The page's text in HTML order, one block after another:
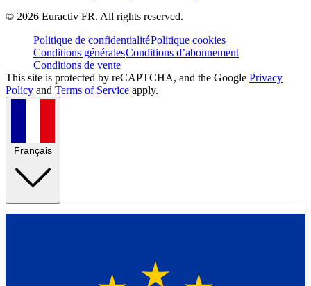
© 2026 Euractiv FR. All rights reserved.
Politique de confidentialitéPolitique cookies
Conditions généralesConditions d’abonnement
Conditions de vente
This site is protected by reCAPTCHA, and the Google Privacy
Policy and Terms of Service apply.
Français